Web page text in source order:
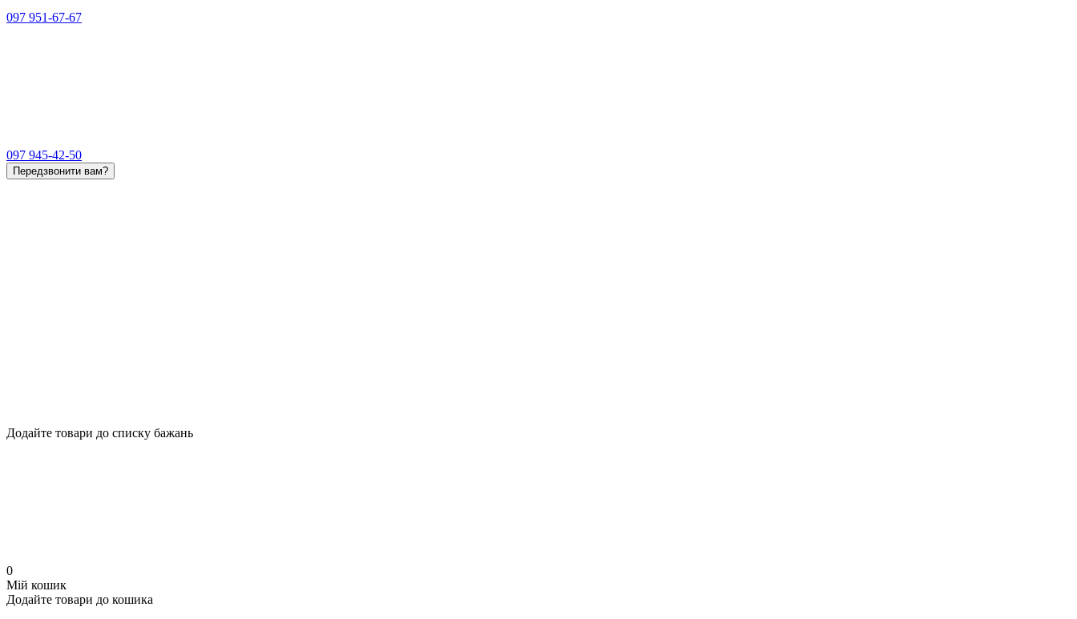
097 951-67-67
097 945-42-50
Передзвонити вам?
Додайте товари до списку бажань
0
Мій кошик
Додайте товари до кошика